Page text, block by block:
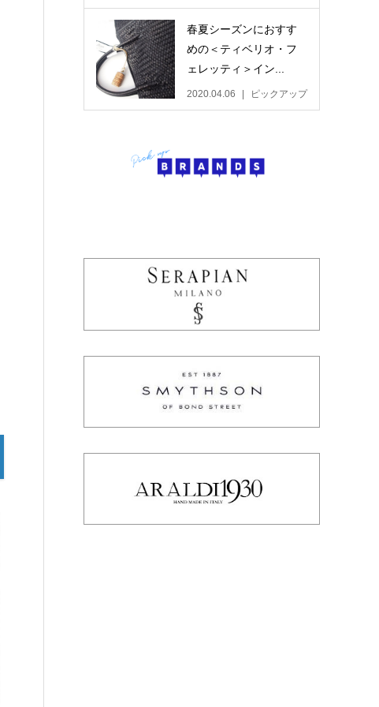
春夏シーズンにおすす
めの＜ティベリオ・フ
ェレッティ＞イン...
2020.04.06 ピックアップ